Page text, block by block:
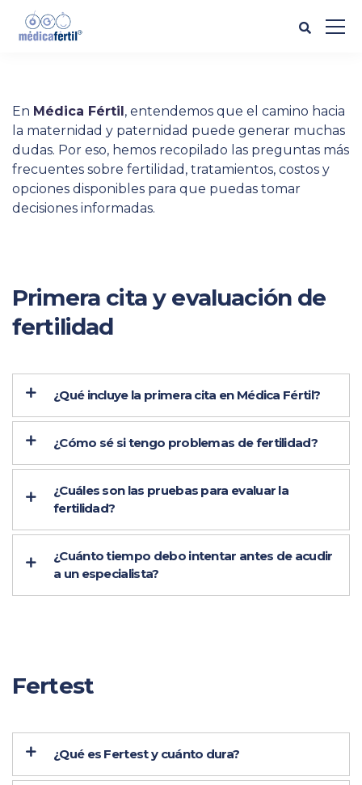
En Médica Fértil, entendemos que el camino hacia
la maternidad y paternidad puede generar muchas
dudas. Por eso, hemos recopilado las preguntas más
frecuentes sobre fertilidad, tratamientos, costos y
opciones disponibles para que puedas tomar
decisiones informadas.
Primera cita y evaluación de
fertilidad
¿Qué incluye la primera cita en Médica Fértil?
¿Cómo sé si tengo problemas de fertilidad?
¿Cuáles son las pruebas para evaluar la
fertilidad?
¿Cuánto tiempo debo intentar antes de acudir
a un especialista?
Fertest
¿Qué es Fertest y cuánto dura?